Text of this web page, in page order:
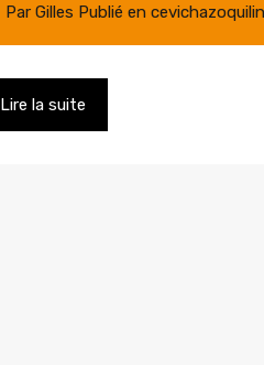
Par Gilles Publié en
Lire la suite